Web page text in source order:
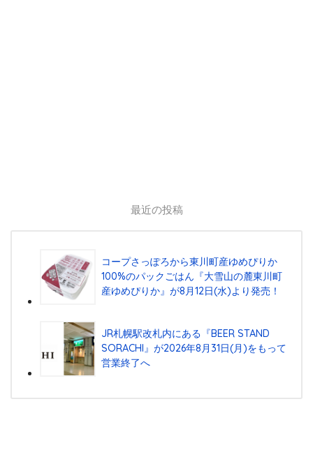
最近の投稿
コープさっぽろから東川町産ゆめぴりか
100%のパックごはん『⼤雪⼭の麓東川町
産ゆめぴりか』が8⽉12⽇(⽔)より発売！
JR札幌駅改札内にある『BEER STAND
SORACHI』が2026年8月31日(月)をもって
営業終了へ